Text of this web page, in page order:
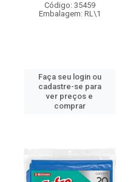
Código: 35459
Embalagem: RL\1
Faça seu login ou
cadastre-se para
ver preços e
comprar